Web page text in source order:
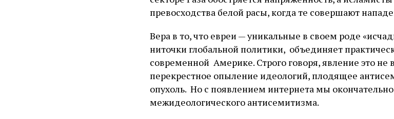
превосходства белой расы, когда те совершают
Вера в то, что евреи — уникальные в своем роде
ниточки глобальной политики, объединяет
современной Америке. Строго говоря, явление это не
перекрестное опыление идеологий, плодящее
опухоль. Но с появлением интернета мы окончательно
межидеологического антисемитизма.
Журнал ЛЕХАИМ в
Подпишитесь на рассылку журнала ЛЕХАИМ и
интересные публикации с сайта по